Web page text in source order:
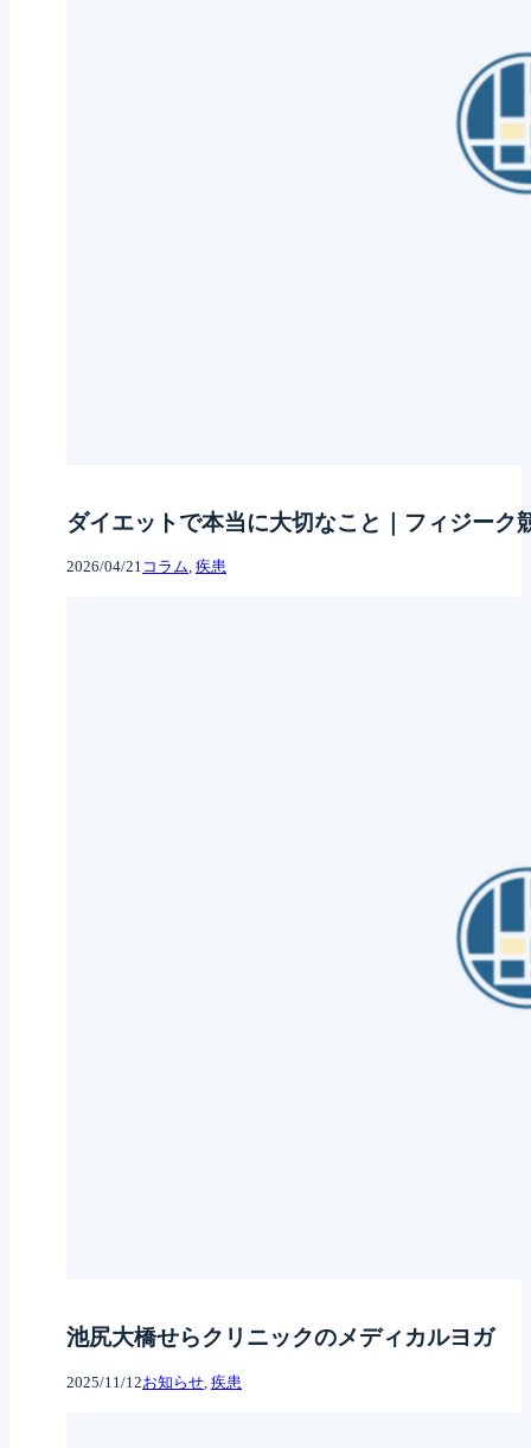
ダイエットで本当に大切なこと｜フィジー
2026/04/21 コラム, 疾患
池尻大橋せらクリニックのメディカルヨガ
2025/11/12お知らせ 疾患